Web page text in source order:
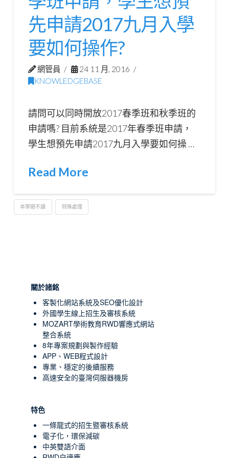
先申請2017九月入學
要如何操作?
網管員
24 11 月, 2016
KNOWLEDGEBASE
請問可以同時開放2017春季班和秋季班的
申請嗎? 目前系統是2017年春季班申請，
學生想預先申請2017九月入學要如何操 …
Read More
本學期不讀 特殊處理
關於諸銘
客製化網站系統及SEO優化設計
外國學生線上招生及審核系統
MOZART學術教育RWD響應式網站
整合系統
8年專案規劃與製作經驗
APP、WEB程式設計
專業、穩定的後續服務
高速安全的臺灣伺服器機房
特色
一條龍式的招生暨審核系統
電子化，環保減碳
中英雙語介面